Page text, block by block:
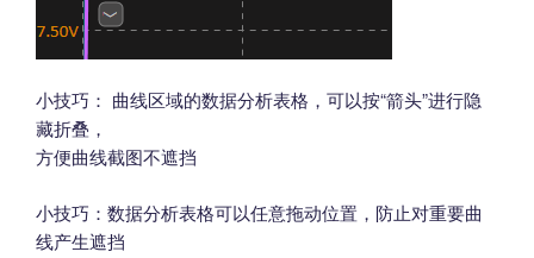
小技巧： 曲线区域的数据分析表格，可以按“箭头”进行隐
藏折叠，
方便曲线截图不遮挡
小技巧：数据分析表格可以任意拖动位置，防止对重要曲
线产生遮挡